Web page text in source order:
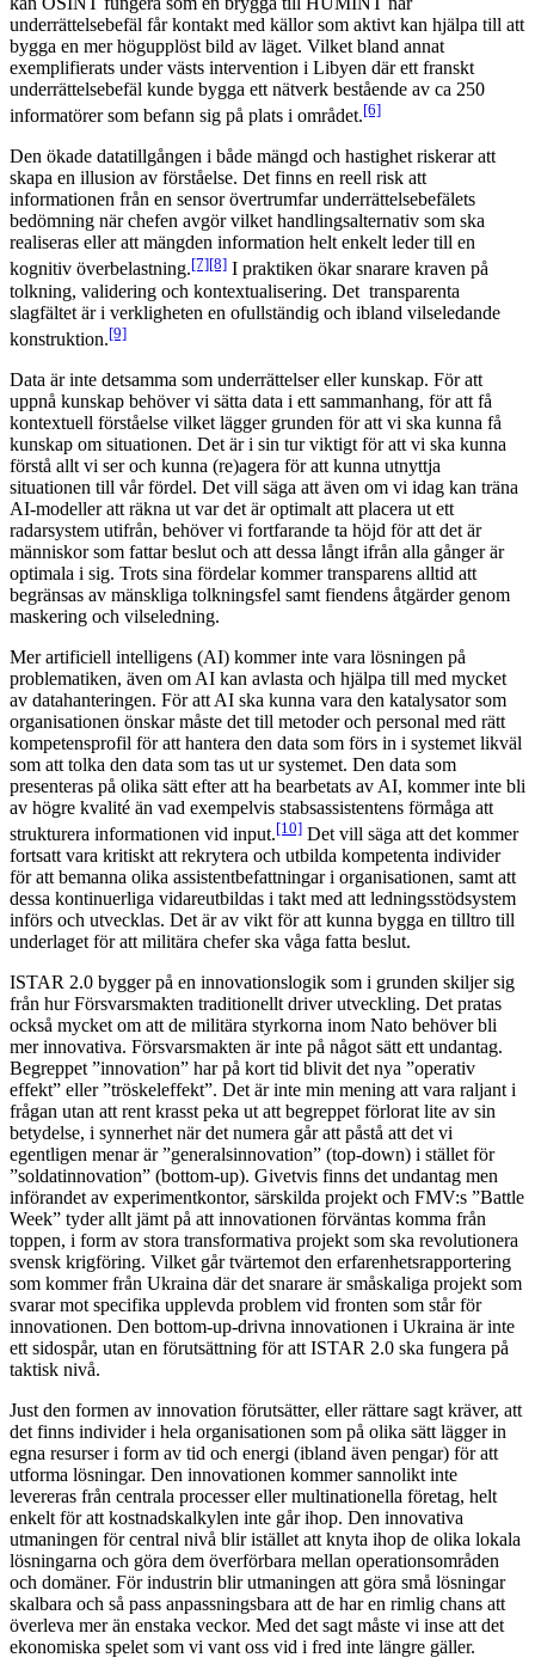
underrättelsebefäl får kontakt med källor som aktivt kan hjälpa till att
bygga en mer högupplöst bild av läget. Vilket bland annat
exemplifierats under västs intervention i Libyen där ett franskt
underrättelsebefäl kunde bygga ett nätverk bestående av ca 250
informatörer som befann sig på plats i området.[6]
Den ökade datatillgången i både mängd och hastighet riskerar att
skapa en illusion av förståelse. Det finns en reell risk att
informationen från en sensor övertrumfar underrättelsebefälets
bedömning när chefen avgör vilket handlingsalternativ som ska
realiseras eller att mängden information helt enkelt leder till en
kognitiv överbelastning.[7][8] I praktiken ökar snarare kraven på
tolkning, validering och kontextualisering. Det transparenta
slagfältet är i verkligheten en ofullständig och ibland vilseledande
konstruktion.[9]
Data är inte detsamma som underrättelser eller kunskap. För att
uppnå kunskap behöver vi sätta data i ett sammanhang, för att få
kontextuell förståelse vilket lägger grunden för att vi ska kunna få
kunskap om situationen. Det är i sin tur viktigt för att vi ska kunna
förstå allt vi ser och kunna (re)agera för att kunna utnyttja
situationen till vår fördel. Det vill säga att även om vi idag kan träna
AI-modeller att räkna ut var det är optimalt att placera ut ett
radarsystem utifrån, behöver vi fortfarande ta höjd för att det är
människor som fattar beslut och att dessa långt ifrån alla gånger är
optimala i sig. Trots sina fördelar kommer transparens alltid att
begränsas av mänskliga tolkningsfel samt fiendens åtgärder genom
maskering och vilseledning.
Mer artificiell intelligens (AI) kommer inte vara lösningen på
problematiken, även om AI kan avlasta och hjälpa till med mycket
av datahanteringen. För att AI ska kunna vara den katalysator som
organisationen önskar måste det till metoder och personal med rätt
kompetensprofil för att hantera den data som förs in i systemet likväl
som att tolka den data som tas ut ur systemet. Den data som
presenteras på olika sätt efter att ha bearbetats av AI, kommer inte bli
av högre kvalité än vad exempelvis stabsassistentens förmåga att
strukturera informationen vid input.[10] Det vill säga att det kommer
fortsatt vara kritiskt att rekrytera och utbilda kompetenta individer
för att bemanna olika assistentbefattningar i organisationen, samt att
dessa kontinuerliga vidareutbildas i takt med att ledningsstödsystem
införs och utvecklas. Det är av vikt för att kunna bygga en tilltro till
underlaget för att militära chefer ska våga fatta beslut.
ISTAR 2.0 bygger på en innovationslogik som i grunden skiljer sig
från hur Försvarsmakten traditionellt driver utveckling. Det pratas
också mycket om att de militära styrkorna inom Nato behöver bli
mer innovativa. Försvarsmakten är inte på något sätt ett undantag.
Begreppet ”innovation” har på kort tid blivit det nya ”operativ
effekt” eller ”tröskeleffekt”. Det är inte min mening att vara raljant i
frågan utan att rent krasst peka ut att begreppet förlorat lite av sin
betydelse, i synnerhet när det numera går att påstå att det vi
egentligen menar är ”generalsinnovation” (top-down) i stället för
”soldatinnovation” (bottom-up). Givetvis finns det undantag men
införandet av experimentkontor, särskilda projekt och FMV:s ”Battle
Week” tyder allt jämt på att innovationen förväntas komma från
toppen, i form av stora transformativa projekt som ska revolutionera
svensk krigföring. Vilket går tvärtemot den erfarenhetsrapportering
som kommer från Ukraina där det snarare är småskaliga projekt som
svarar mot specifika upplevda problem vid fronten som står för
innovationen. Den bottom-up-drivna innovationen i Ukraina är inte
ett sidospår, utan en förutsättning för att ISTAR 2.0 ska fungera på
taktisk nivå.
Just den formen av innovation förutsätter, eller rättare sagt kräver, att
det finns individer i hela organisationen som på olika sätt lägger in
egna resurser i form av tid och energi (ibland även pengar) för att
utforma lösningar. Den innovationen kommer sannolikt inte
levereras från centrala processer eller multinationella företag, helt
enkelt för att kostnadskalkylen inte går ihop. Den innovativa
utmaningen för central nivå blir istället att knyta ihop de olika lokala
lösningarna och göra dem överförbara mellan operationsområden
och domäner. För industrin blir utmaningen att göra små lösningar
skalbara och så pass anpassningsbara att de har en rimlig chans att
överleva mer än enstaka veckor. Med det sagt måste vi inse att det
ekonomiska spelet som vi vant oss vid i fred inte längre gäller.